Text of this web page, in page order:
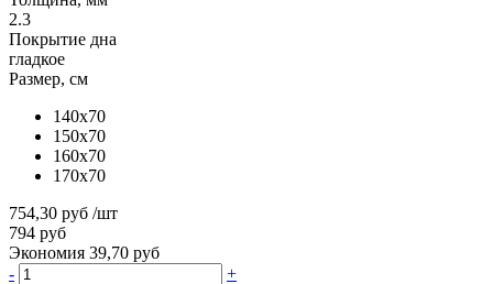
2.3
Покрытие дна
гладкое
Размер, см
140x70
150x70
160x70
170x70
754,30 руб /шт
794 руб
Экономия 39,70 руб
-
+